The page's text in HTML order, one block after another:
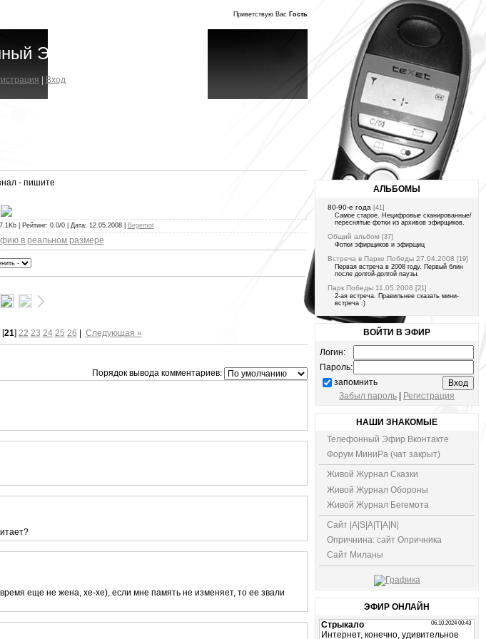
Приветствую Вас Гость
Эфир~
Вход
- пишите
| Рейтинг: 0.0/0 | Дата: 12.05.2008 | Begemot
в реальном размере
[21] 22 23 24 25 26 Следующая »
Порядок вывода комментариев:
еще не жена, хе-хе), если мне память не изменяет, то ее звали
АЛЬБОМЫ
80-90-е года [41]
Самое старое. Нецифровые сканированные/
переснятые фотки из архивов эфирщиков.
Общий альбом [37]
Фотки эфирщиков и эфирщиц
Встреча в Парке Победы 27.04.2008 [19]
Первая встреча в 2008 году. Первый блин
после долгой-долгой паузы.
Парк Победы 11.05.2008 [21]
2-ая встреча. Правильнее сказать мини-
встреча :)
ВОЙТИ В ЭФИР
Логин:
Пароль:
запомнить
Забыл пароль
Регистрация
НАШИ ЗНАКОМЫЕ
Телефонный Эфир Вконтакте
Форум МиниРа (чат закрыт)
Живой Журнал Сказки
Живой Журнал Обороны
Живой Журнал Бегемота
Сайт |A|S|A|T|A|N|
Опричнина: сайт Опричника
Сайт Миланы
ЭФИР ОНЛАЙН